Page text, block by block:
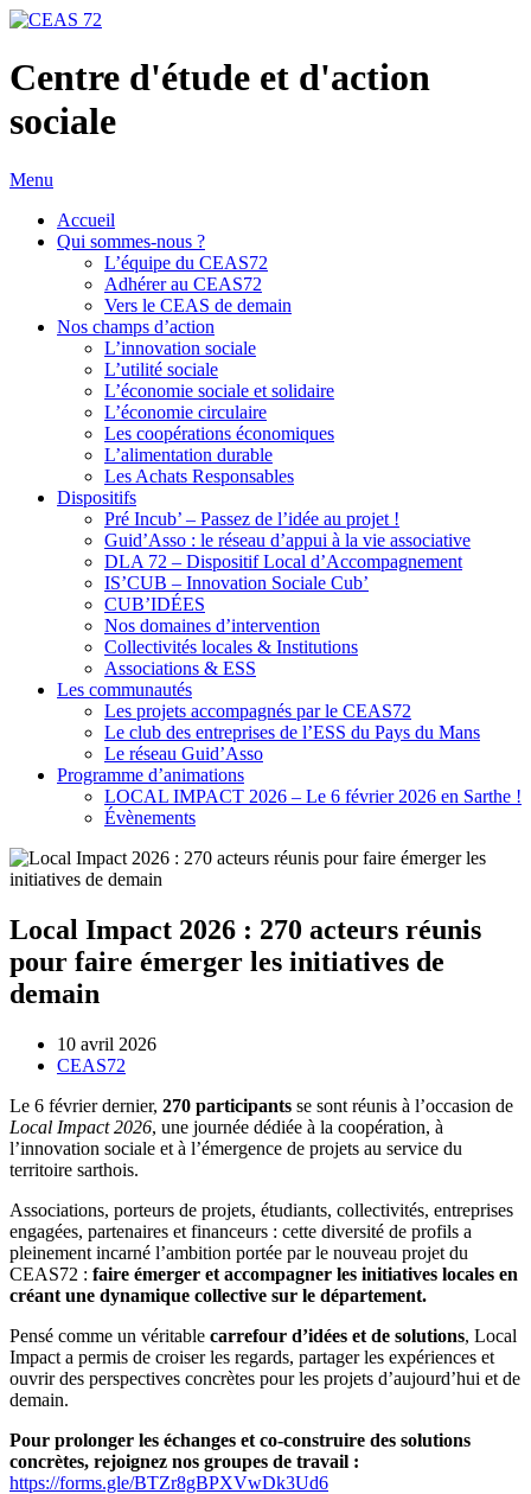
Centre d'étude et d'action
sociale
Menu
Accueil
Qui sommes-nous ?
L’équipe du CEAS72
Adhérer au CEAS72
Vers le CEAS de demain
Nos champs d’action
L’innovation sociale
L’utilité sociale
L’économie sociale et solidaire
L’économie circulaire
Les coopérations économiques
L’alimentation durable
Les Achats Responsables
Dispositifs
Pré Incub’ – Passez de l’idée au projet !
Guid’Asso : le réseau d’appui à la vie associative
DLA 72 – Dispositif Local d’Accompagnement
IS’CUB – Innovation Sociale Cub’
CUB’IDÉES
Nos domaines d’intervention
Collectivités locales & Institutions
Associations & ESS
Les communautés
Les projets accompagnés par le CEAS72
Le club des entreprises de l’ESS du Pays du Mans
Le réseau Guid’Asso
Programme d’animations
LOCAL IMPACT 2026 – Le 6 février 2026 en Sarthe !
Évènements
Local Impact 2026 : 270 acteurs réunis
pour faire émerger les initiatives de
demain
10 avril 2026
CEAS72
Le 6 février dernier, 270 participants se sont réunis à l’occasion de
Local Impact 2026, une journée dédiée à la coopération, à
l’innovation sociale et à l’émergence de projets au service du
territoire sarthois.
Associations, porteurs de projets, étudiants, collectivités, entreprises
engagées, partenaires et financeurs : cette diversité de profils a
pleinement incarné l’ambition portée par le nouveau projet du
CEAS72 : faire émerger et accompagner les initiatives locales en
créant une dynamique collective sur le département.
Pensé comme un véritable carrefour d’idées et de solutions, Local
Impact a permis de croiser les regards, partager les expériences et
ouvrir des perspectives concrètes pour les projets d’aujourd’hui et de
demain.
Pour prolonger les échanges et co-construire des solutions
concrètes, rejoignez nos groupes de travail :
https://forms.gle/BTZr8gBPXVwDk3Ud6